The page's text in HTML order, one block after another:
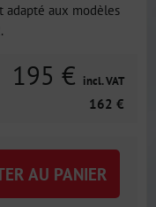
adapté aux modèles
195 € incl. VAT
162 €
AU PANIER